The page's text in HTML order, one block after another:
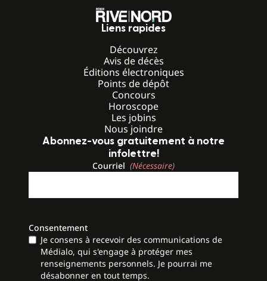
Liens rapides
Découvrez
Avis de décès
Éditions électroniques
Points de dépôt
Concours
Horoscope
Les jobins
Nous joindre
Abonnez-vous gratuitement à notre
infolettre!
Courriel (Nécessaire)
Consentement
Je consens à recevoir des communications de
Médialo, qui s'engage à protéger mes
renseignements personnels. Je pourrai me
désabonner en tout temps.